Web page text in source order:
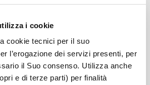
i cookie
cookie tecnici per il suo
l’erogazione dei servizi presenti, per
il Suo consenso. Utilizza anche
e di terze parti) per finalità
gli ESG